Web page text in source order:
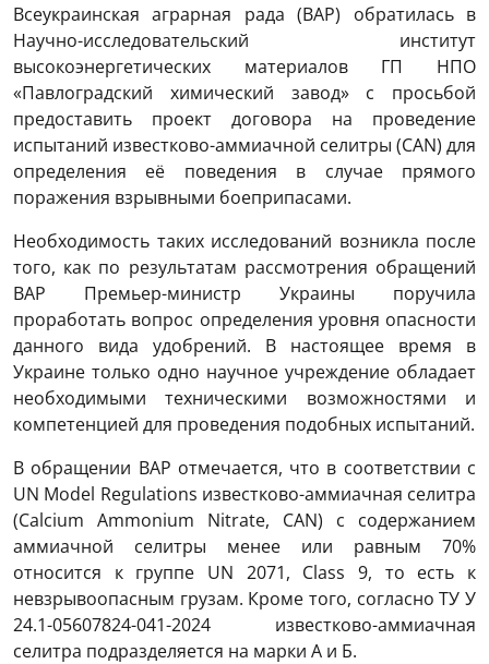
Всеукраинская аграрная рада (ВАР) обратилась в
Научно-исследовательский институт
высокоэнергетических материалов ГП НПО
«Павлоградский химический завод» с просьбой
предоставить проект договора на проведение
испытаний известково-аммиачной селитры (CAN) для
определения её поведения в случае прямого
поражения взрывными боеприпасами.
Необходимость таких исследований возникла после
того, как по результатам рассмотрения обращений
ВАР Премьер-министр Украины поручила
проработать вопрос определения уровня опасности
данного вида удобрений. В настоящее время в
Украине только одно научное учреждение обладает
необходимыми техническими возможностями и
компетенцией для проведения подобных испытаний.
В обращении ВАР отмечается, что в соответствии с
UN Model Regulations известково-аммиачная селитра
(Calcium Ammonium Nitrate, CAN) с содержанием
аммиачной селитры менее или равным 70%
относится к группе UN 2071, Class 9, то есть к
невзрывоопасным грузам. Кроме того, согласно ТУ У
24.1-05607824-041-2024 известково-аммиачная
селитра подразделяется на марки А и Б.